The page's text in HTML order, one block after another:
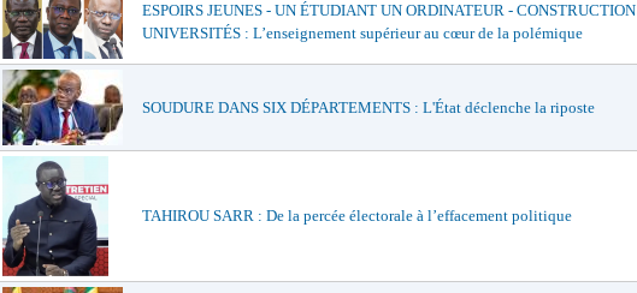
ESPOIRS JEUNES - UN ÉTUDIANT UN ORDINATEUR - CONSTRUCTION
UNIVERSITÉS : L’enseignement supérieur au cœur de la polémique
SOUDURE DANS SIX DÉPARTEMENTS : L'État déclenche la riposte
TAHIROU SARR : De la percée électorale à l’effacement politique